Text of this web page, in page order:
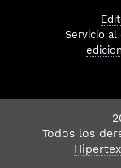
Servicio al
Todos los